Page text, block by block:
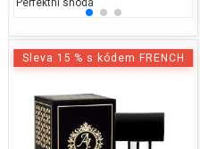
Sleva 15 % s kódem FRENCH